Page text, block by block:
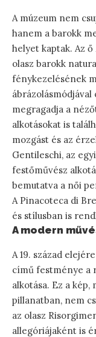
A múzeum nem
hanem a barokk
helyet kaptak. Az ő
olasz barokk
fénykezelésének
megragadja a
alkotásokat is
mozgást és az
Gentileschi, az
festőművész
bemutatva a női
A Pinacoteca di
és stílusban is
A modern
A 19. század
című festménye a
alkotása. Ez a
pillanatban, nem
az olasz
allegóriájaként is